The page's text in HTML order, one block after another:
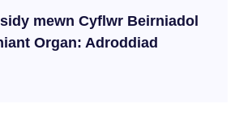
mewn Cyflwr Beirniadol
Organ: Adroddiad